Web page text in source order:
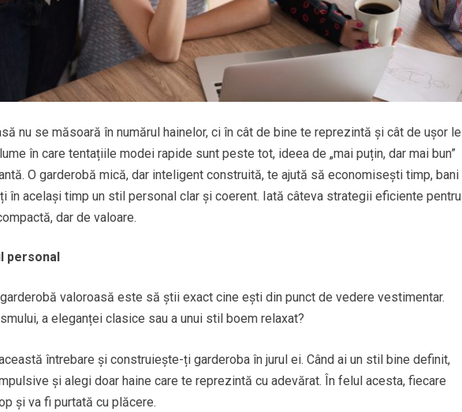
nu se măsoară în numărul hainelor, ci în cât de bine te reprezintă și cât de ușor le
în care tentațiile modei rapide sunt peste tot, ideea de „mai puțin, dar mai bun”
O garderobă mică, dar inteligent construită, te ajută să economisești timp, bani
în același timp un stil personal clar și coerent. Iată câteva strategii eficiente pentru
dar de valoare.
personal
valoroasă este să știi exact cine ești din punct de vedere vestimentar.
a eleganței clasice sau a unui stil boem relaxat?
întrebare și construiește-ți garderoba în jurul ei. Când ai un stil bine definit,
și alegi doar haine care te reprezintă cu adevărat. În felul acesta, fiecare
și va fi purtată cu plăcere.